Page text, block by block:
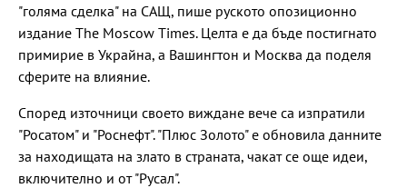
"голяма сделка" на САЩ, пише руското опозиционно
издание The Moscow Times. Целта е да бъде постигнато
примирие в Украйна, а Вашингтон и Москва да поделя
сферите на влияние.
Според източници своето виждане вече са изпратили
"Росатом" и "Роснефт". "Плюс Золото" е обновила данните
за находищата на злато в страната, чакат се още идеи,
включително и от "Русал".